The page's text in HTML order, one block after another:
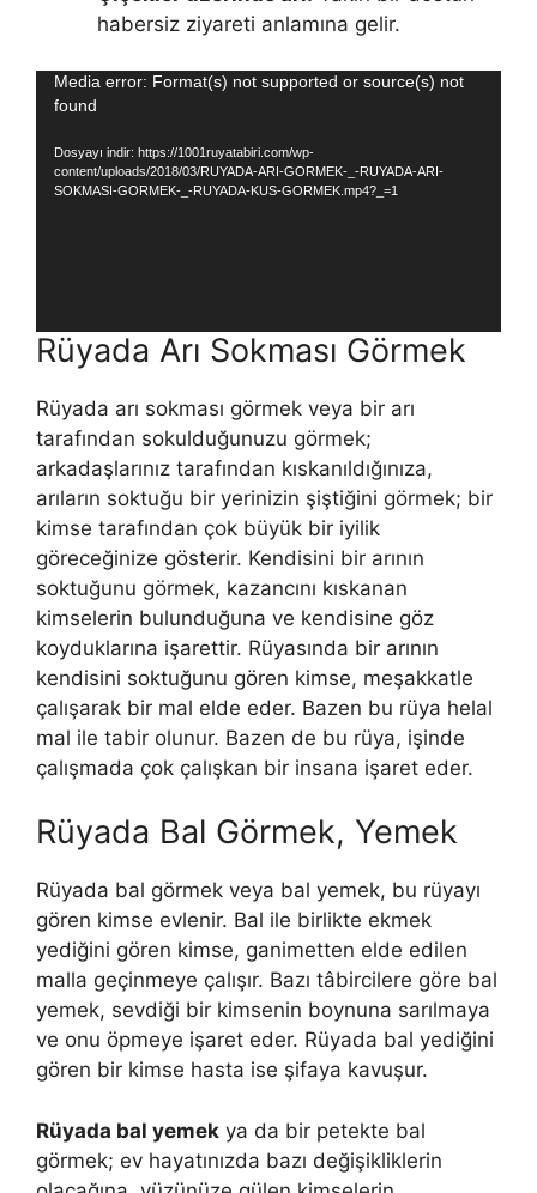
habersiz ziyareti anlamına gelir.
Video
oynatıcı
Media error: Format(s) not supported or source(s) not
found
Dosyayı indir: https://1001ruyatabiri.com/wp-
content/uploads/2018/03/RUYADA-ARI-GORMEK-_-RUYADA-ARI-
SOKMASI-GORMEK-_-RUYADA-KUS-GORMEK.mp4?_=1
Rüyada Arı Sokması Görmek
Rüyada arı sokması görmek veya bir arı
tarafından sokulduğunuzu görmek;
arkadaşlarınız tarafından kıskanıldığınıza,
arıların soktuğu bir yerinizin şiştiğini görmek; bir
kimse tarafından çok büyük bir iyilik
göreceğinize gösterir. Kendisini bir arının
soktuğunu görmek, kazancını kıskanan
kimselerin bulunduğuna ve kendisine göz
koyduklarına işarettir. Rüyasında bir arının
kendisini soktuğunu gören kimse, meşakkatle
çalışarak bir mal elde eder. Bazen bu rüya helal
mal ile tabir olunur. Bazen de bu rüya, işinde
çalışmada çok çalışkan bir insana işaret eder.
Rüyada Bal Görmek, Yemek
Rüyada bal görmek veya bal yemek, bu rüyayı
gören kimse evlenir. Bal ile birlikte ekmek
yediğini gören kimse, ganimetten elde edilen
malla geçinmeye çalışır. Bazı tâbircilere göre bal
yemek, sevdiği bir kimsenin boynuna sarılmaya
ve onu öpmeye işaret eder. Rüyada bal yediğini
gören bir kimse hasta ise şifaya kavuşur.
Rüyada bal yemek ya da bir petekte bal
görmek; ev hayatınızda bazı değişikliklerin